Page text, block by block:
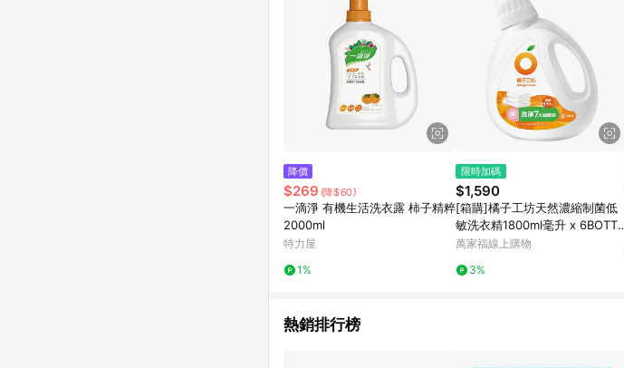
降價
$269 (降$60)
一滴淨 有機生活洗衣露 柿子精粹
2000ml
特力屋
1%
限時加碼
$1,590
[箱購]橘子工坊天然濃縮制菌低
敏洗衣精1800ml毫升 x 6BOTTL
E瓶
萬家福線上購物
3%
熱銷排行榜